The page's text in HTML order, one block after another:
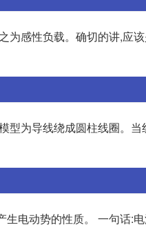
为感性负载。确切的讲,应
型为导线绕成圆柱线圈。
电动势的性质。 一句话:电